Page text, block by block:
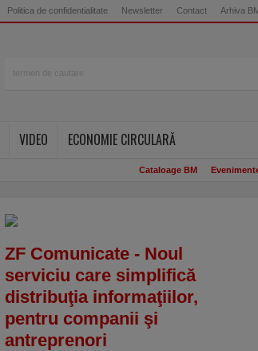
Politica de confidentialitate Newsletter Contact Arhiva
VIDEO
ECONOMIE CIRCULARĂ
Cataloage BM
ZF Comunicate - Noul
serviciu care simplifică
distribuţia informaţiilor,
pentru companii şi
antreprenori